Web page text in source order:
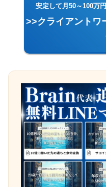
安定して月50～100万
>>クライアントワ